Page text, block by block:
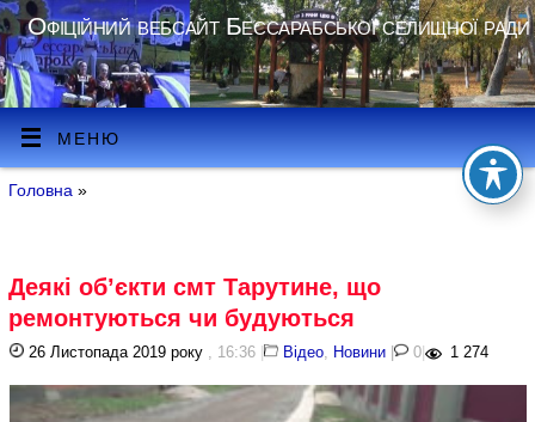
Офіційний вебсайт Бессарабської селищної ради
МЕНЮ
Головна »
Деякі об’єкти смт Тарутине, що
ремонтуються чи будуються
26 Листопада 2019 року , 16:36 | Відео, Новини | 0 | 1 274